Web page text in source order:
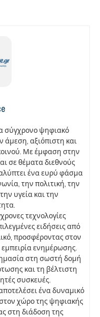
σύγχρονο ψηφιακό
άμεση, αξιόπιστη και
Με έμφαση στην
σε θέματα διεθνούς
ένα ευρύ φάσμα
την πολιτική, την
υγεία και την
τεχνολογίες
ειδήσεις από
προσφέροντας στον
ενημέρωσης.
στη σωστή δομή
και τη βέλτιστη
συσκευές.
ένα δυναμικό
χώρο της ψηφιακής
στη διάδοση της